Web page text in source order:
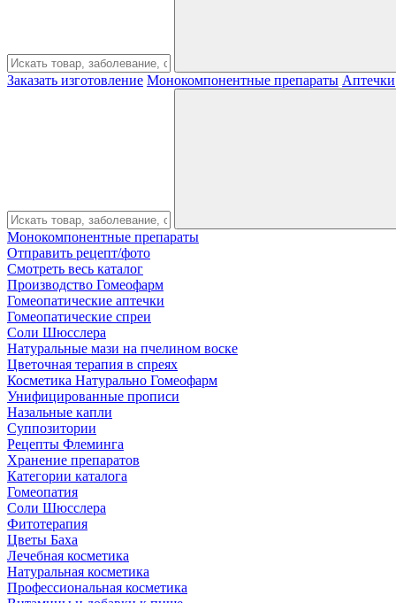
Заказать изготовление Монокомпонентные препараты Аптечки
Монокомпонентные препараты
Отправить рецепт/фото
Смотреть весь каталог
Производство Гомеофарм
Гомеопатические аптечки
Гомеопатические спреи
Соли Шюсслера
Натуральные мази на пчелином воске
Цветочная терапия в спреях
Косметика Натурально Гомеофарм
Унифицированные прописи
Назальные капли
Суппозитории
Рецепты Флеминга
Хранение препаратов
Категории каталога
Гомеопатия
Соли Шюсслера
Фитотерапия
Цветы Баха
Лечебная косметика
Натуральная косметика
Профессиональная косметика